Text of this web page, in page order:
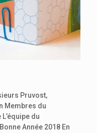
Pruvost,
Membres du
du
Année 2018 En